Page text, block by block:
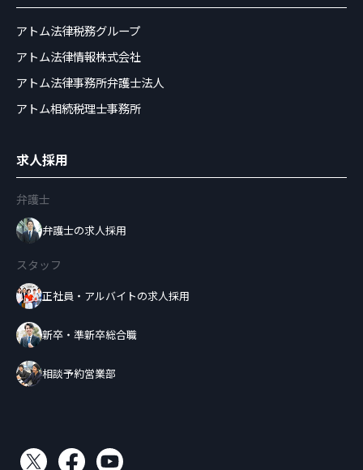
アトム法律税務グループ
アトム法律情報株式会社
アトム法律事務所弁護士法人
アトム相続税理士事務所
求人採用
弁護士
弁護士の求人採用
スタッフ
正社員・アルバイトの求人採用
新卒・準新卒総合職
相談予約営業部